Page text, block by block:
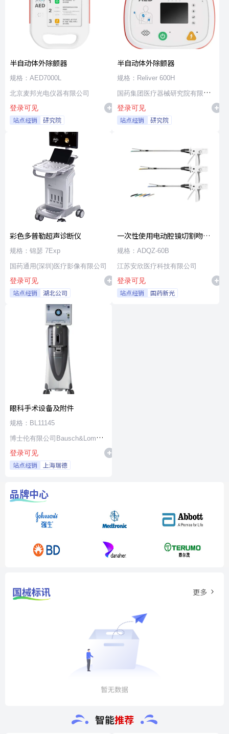
半自动体外除颤器
规格：AED7000L
北京麦邦光电仪器有限公司
登录可见
站点经销 研究院
半自动体外除颤器
规格：Reliver 600H
国药集团医疗器械研究院有限公
司
登录可见
站点经销 研究院
彩色多普勒超声诊断仪
规格：锦瑟 7Exp
国药通用(深圳)医疗影像有限公司
登录可见
站点经销 湖北公司
一次性使用电动腔镜切割吻合
器及组件
规格：ADQZ-60B
江苏安欣医疗科技有限公司
登录可见
站点经销 国药新光
眼科手术设备及附件
规格：BL11145
博士伦有限公司Bausch&Lomb
Incorporated
登录可见
站点经销 上海瑞德
品牌中心